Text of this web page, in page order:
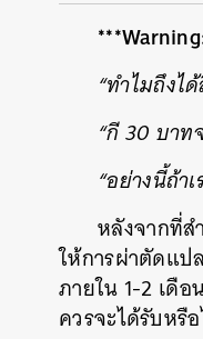
“ทำไมถึงไ
“กี 30 บาท
“อย่างนี้ถ้า
หลังจากที่ส
ให้การผ่าตัดแป
ภายใน 1-2 เดื
ควรจะได้รับหรื